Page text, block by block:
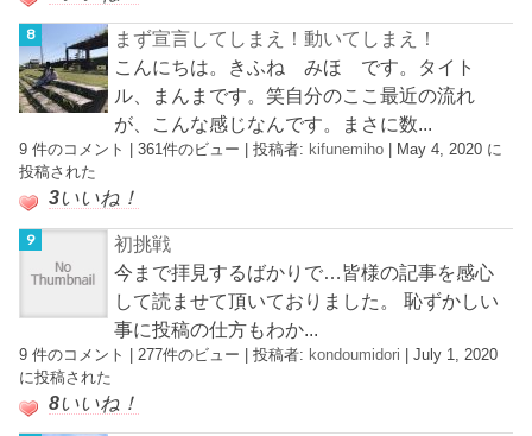
まず宣言してしまえ！動いてしまえ！
こんにちは。きふね みほ です。タイト
ル、まんまです。笑自分のここ最近の流れ
が、こんな感じなんです。まさに数...
9 件のコメント |361件のビュー |投稿者: kifunemiho
May 4, 2020 に
投稿された
3いいね！
初挑戦
今まで拝見するばかりで…皆様の記事を感心
して読ませて頂いておりました。 恥ずかしい
事に投稿の仕方もわか...
9 件のコメント | 277件のビュー |投稿者: kondoumidori |July 1, 2020
に投稿された
8いいね！